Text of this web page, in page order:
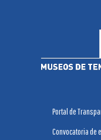
Portal de
Convocatoria de